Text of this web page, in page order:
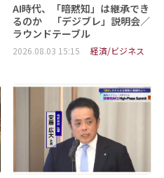
AI時代、「暗黙知」は継承でき
るのか 「デジブレ」説明会／
ラウンドテーブル
2026.08.03 15:15 経済/ビジネス